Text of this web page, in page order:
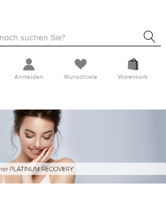
Anmelden Wunschliste Warenkorb